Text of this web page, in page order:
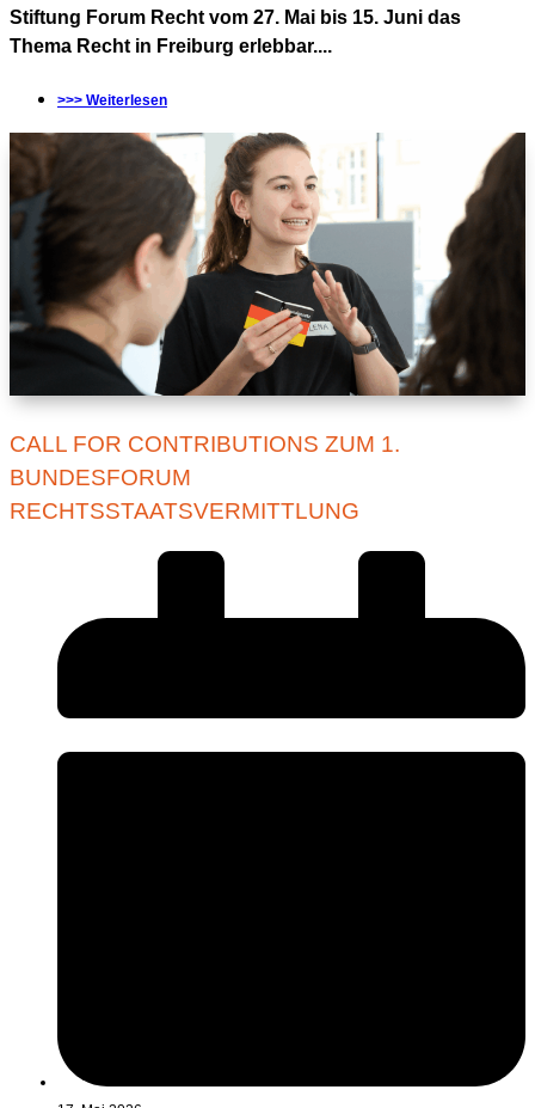
Stiftung Forum Recht vom 27. Mai bis 15. Juni das
Thema Recht in Freiburg erlebbar....
>>> Weiterlesen
CALL FOR CONTRIBUTIONS ZUM 1.
BUNDESFORUM
RECHTSSTAATSVERMITTLUNG